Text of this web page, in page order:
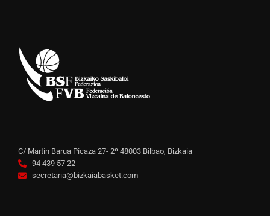
C/ Martín Barua Picaza 27- 2º 48003 Bilbao, Bizkaia
94 439 57 22
secretaria@bizkaiabasket.com